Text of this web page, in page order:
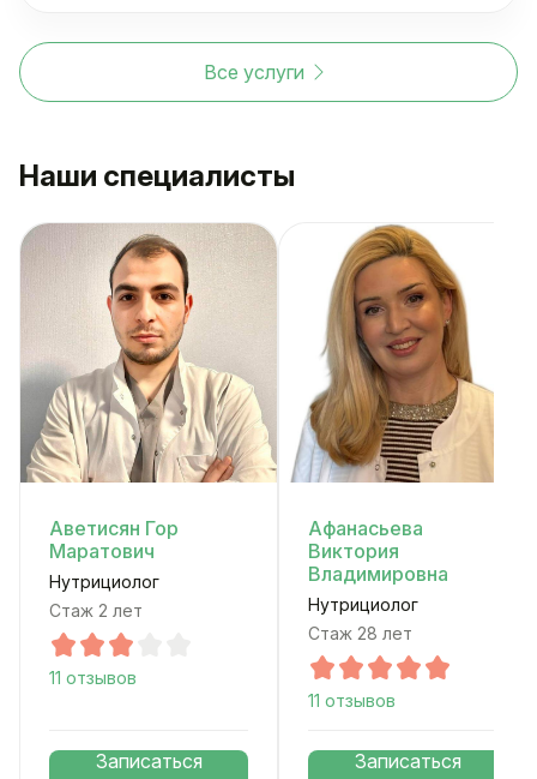
Все услуги
Наши специалисты
Аветисян Гор
Маратович
Нутрициолог
Стаж 2 лет
11 отзывов
Записаться
Афанасьева
Виктория
Владимировна
Нутрициолог
Стаж 28 лет
11 отзывов
Записаться